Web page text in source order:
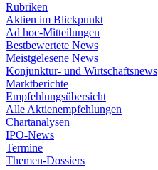
Rubriken
Aktien im Blickpunkt
Ad hoc-Mitteilungen
Bestbewertete News
Meistgelesene News
Konjunktur- und Wirtschaftsnews
Marktberichte
Empfehlungsübersicht
Alle Aktienempfehlungen
Chartanalysen
IPO-News
Termine
Themen-Dossiers